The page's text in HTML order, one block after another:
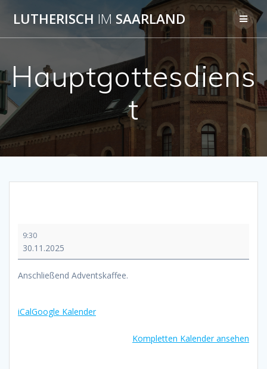
Skip
to
content
LUTHERISCH IM SAARLAND
Hauptgottesdiens
t
9:30
30.11.2025
Anschließend Adventskaffee.
iCalGoogle Kalender
Kompletten Kalender ansehen